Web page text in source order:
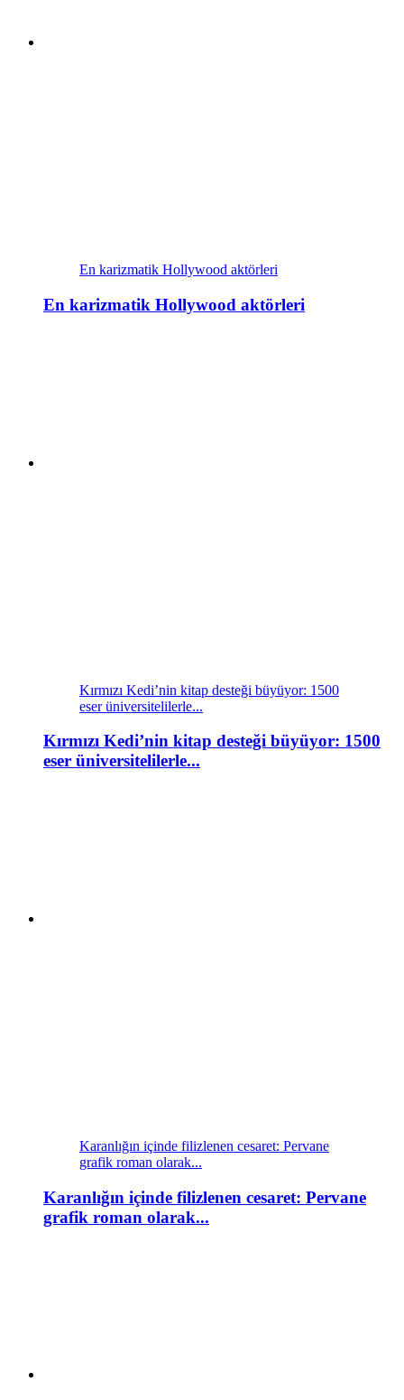
En karizmatik Hollywood aktörleri
En karizmatik Hollywood aktörleri
Kırmızı Kedi’nin kitap desteği büyüyor: 1500
eser üniversitelilerle...
Kırmızı Kedi’nin kitap desteği büyüyor: 1500
eser üniversitelilerle...
Karanlığın içinde filizlenen cesaret: Pervane
grafik roman olarak...
Karanlığın içinde filizlenen cesaret: Pervane
grafik roman olarak...